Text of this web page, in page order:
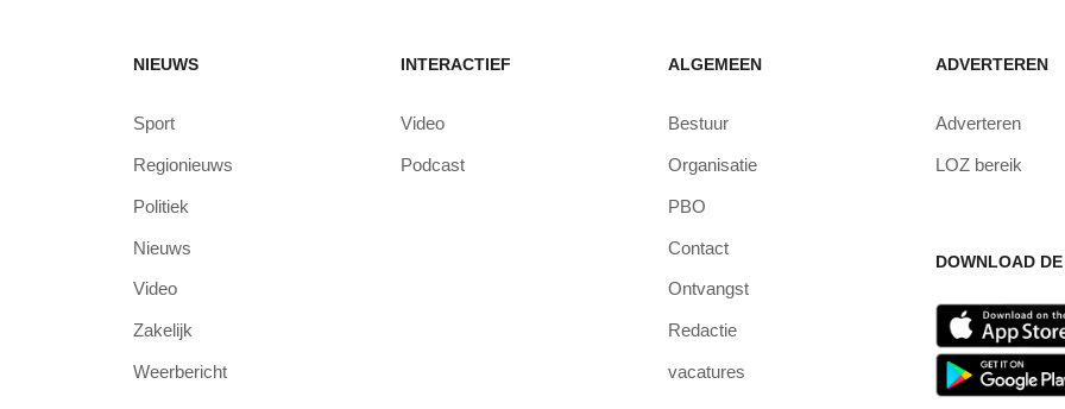
NIEUWS
Sport
Regionieuws
Politiek
Nieuws
Video
Zakelijk
Weerbericht
INTERACTIEF
Video
Podcast
ALGEMEEN
Bestuur
Organisatie
PBO
Contact
Ontvangst
Redactie
vacatures
ADVERTEREN
Adverteren
LOZ bereik
DOWNLOAD